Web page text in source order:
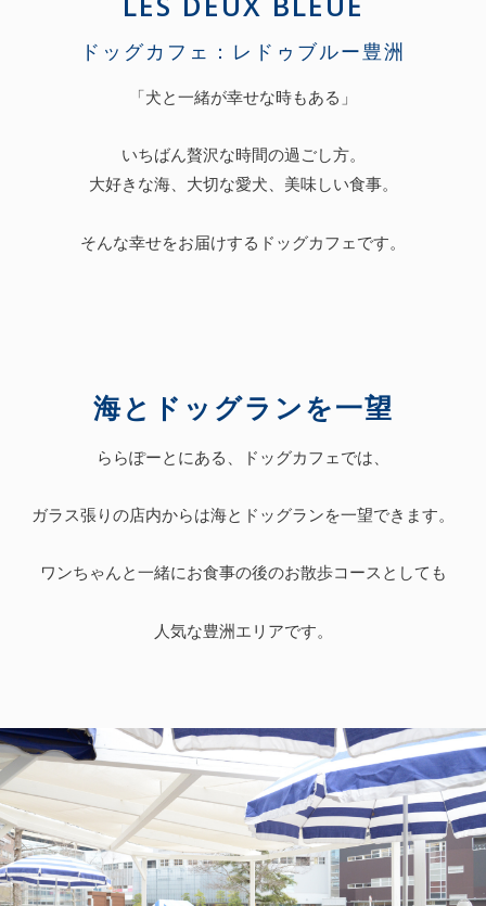
ドッグカフェ：レドゥブルー豊洲
「犬と一緒が幸せな時もある」
いちばん贅沢な時間の過ごし方。
大好きな海、大切な愛犬、美味しい食事。
そんな幸せをお届けするドッグカフェです。
海とドッグランを一望
ららぽーとにある、ドッグカフェでは、
ガラス張りの店内からは海とドッグランを一望できます。
ワンちゃんと一緒にお食事の後のお散歩コースとしても
人気な豊洲エリアです。